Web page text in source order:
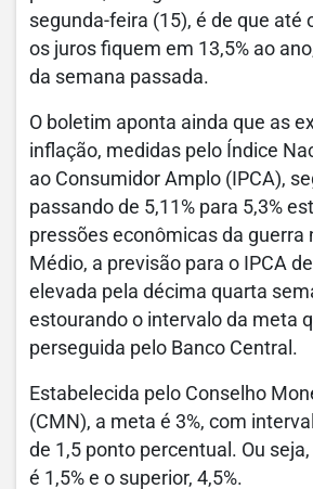
segunda-feira (15), é de que até
os juros fiquem em 13,5% ao
da semana passada.
O boletim aponta ainda que as
inflação, medidas pelo Índice
ao Consumidor Amplo (IPCA),
passando de 5,11% para 5,3%
pressões econômicas da guerra
Médio, a previsão para o IPCA
elevada pela décima quarta
estourando o intervalo da meta
perseguida pelo Banco Central.
Estabelecida pelo Conselho
(CMN), a meta é 3%, com
de 1,5 ponto percentual. Ou
é 1,5% e o superior, 4,5%.